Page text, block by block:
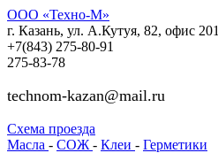
ООО «Техно-М»
г. Казань, ул. А.Кутуя, 82, офис 201
+7(843) 275-80-91
275-83-78
technom-kazan@mail.ru
Cхема проезда
Масла - СОЖ - Клеи - Герметики